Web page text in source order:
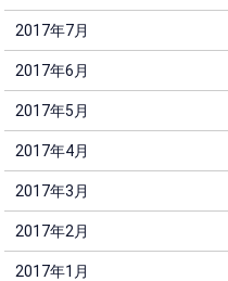
2017年7月
2017年6月
2017年5月
2017年4月
2017年3月
2017年2月
2017年1月